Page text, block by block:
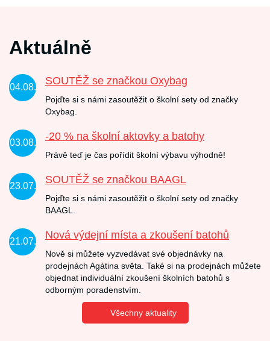
Aktuálně
04.08.
SOUTĚŽ se značkou Oxybag
Pojďte si s námi zasoutěžit o školní sety od značky
Oxybag.
03.08.
-20 % na školní aktovky a batohy
Právě teď je čas pořídit školní výbavu výhodně!
23.07.
SOUTĚŽ se značkou BAAGL
Pojďte si s námi zasoutěžit o školní sety od značky
BAAGL.
21.07.
Nová výdejní místa a zkoušení batohů
Nově si můžete vyzvedávat své objednávky na
prodejnách Agátina světa. Také si na prodejnách můžete
objednat individuální zkoušení školních batohů s
odborným poradenstvím.
Všechny aktuality